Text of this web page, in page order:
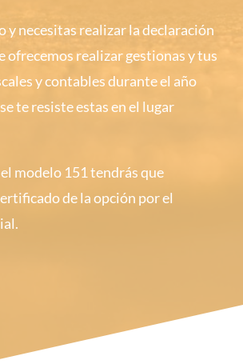
y necesitas realizar la declaración
ofrecemos realizar gestionas y tus
y contables durante el año
te resiste estas en el lugar
modelo 151 tendrás que
de la opción por el